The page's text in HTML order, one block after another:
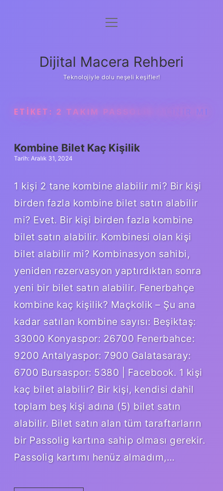
Anasayfa
Yasal Uyarı
menüyü
Dijital Macera Rehberi
Teknolojiyle dolu neşeli keşifler!
ETIKET: 2 TAKIM PASSOLIG ALINIR MI
Kombine Bilet Kaç Kişilik
Tarih: Aralık 31, 2024
1 kişi 2 tane kombine alabilir mi? Bir kişi
birden fazla kombine bilet satın alabilir
mi? Evet. Bir kişi birden fazla kombine
bilet satın alabilir. Kombinesi olan kişi
bilet alabilir mi? Kombinasyon sahibi,
yeniden rezervasyon yaptırdıktan sonra
yeni bir bilet satın alabilir. Fenerbahçe
kombine kaç kişilik? Maçkolik – Şu ana
kadar satılan kombine sayısı: Beşiktaş:
33000 Konyaspor: 26700 Fenerbahce:
9200 Antalyaspor: 7900 Galatasaray:
6700 Bursaspor: 5380 | Facebook. 1 kişi
kaç bilet alabilir? Bir kişi, kendisi dahil
toplam beş kişi adına (5) bilet satın
alabilir. Bilet satın alan tüm taraftarların
bir Passolig kartına sahip olması gerekir.
Passolig kartımı henüz almadım,…